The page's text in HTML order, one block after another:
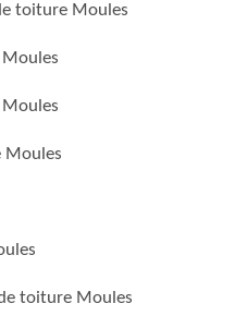
toiture Moules
Moules
toiture Moules